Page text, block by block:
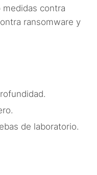
contra
ransomware y
de laboratorio.